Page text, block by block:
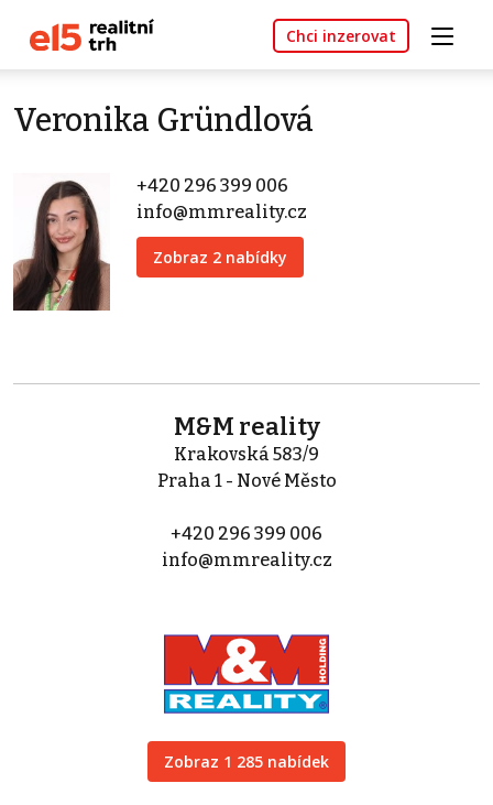
Chci inzerovat
Veronika Gründlová
+420 296 399 006
info@mmreality.cz
Zobraz 2 nabídky
M&M reality
Krakovská 583/9
Praha 1 - Nové Město
+420 296 399 006
info@mmreality.cz
Zobraz 1 285 nabídek